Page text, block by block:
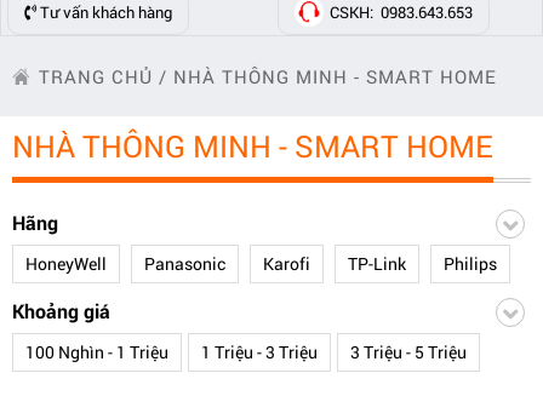
Tư vấn khách hàng CSKH: 0983.643.653
TRANG CHỦ / NHÀ THÔNG MINH - SMART HOME
NHÀ THÔNG MINH - SMART HOME
Hãng
HoneyWell Panasonic Karofi TP-Link
Philips
Sharp
Lavor
FTP Smart
Khoảng giá
100 Nghìn - 1 Triệu 1 Triệu - 3 Triệu
3 Triệu - 5 Triệu